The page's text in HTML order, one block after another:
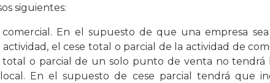
siguientes:
En el supuesto de que una empresa
el cese total o parcial de la actividad de
o parcial de un solo punto de venta no tendrá
En el supuesto de cese parcial tendrá que